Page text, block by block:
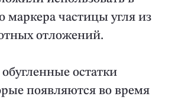
маркера частицы угля из
отложений.
остатки
появляются во время